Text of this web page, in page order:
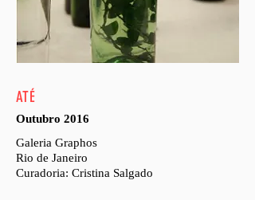
ATÉ
Outubro 2016
Galeria Graphos
Rio de Janeiro
Curadoria: Cristina Salgado